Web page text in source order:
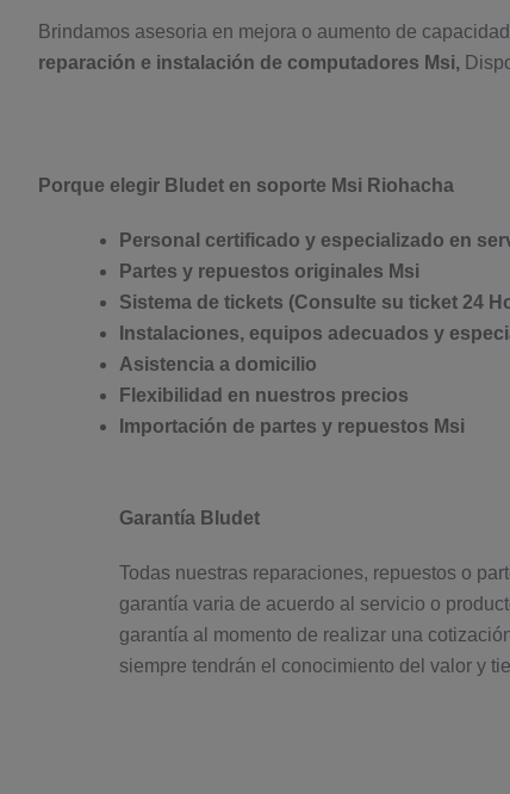
Brindamos asesoria en mejora o aumento de
reparación e instalación de computadores Msi,
Porque elegir Bludet en soporte Msi Riohacha
Personal certificado y especializado en
Partes y repuestos originales Msi
Sistema de tickets (Consulte su ticket 24
Instalaciones, equipos adecuados y
Asistencia a domicilio
Flexibilidad en nuestros precios
Importación de partes y repuestos Msi
Garantía Bludet
Todas nuestras reparaciones, repuestos o
garantía varia de acuerdo al servicio o
garantía al momento de realizar una
siempre tendrán el conocimiento del valor y